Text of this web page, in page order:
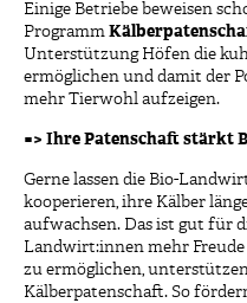
Einige Betriebe beweisen
Programm
Unterstützung Höfen die
ermöglichen und damit der
mehr Tierwohl aufzeigen.
=> Ihre Patenschaft stärkt
Gerne lassen die Bio-
kooperieren, ihre Kälber
aufwachsen. Das ist gut für
Landwirt:innen mehr
zu ermöglichen,
Kälberpatenschaft. So